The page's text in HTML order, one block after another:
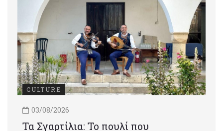
CULTURE
03/08/2026
Τα Σγαρτίλια: Το πουλί που